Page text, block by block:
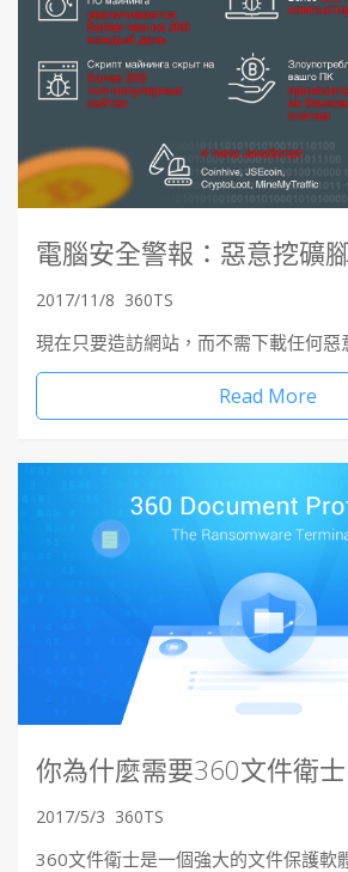
電腦安全警報：惡意挖礦
2017/11/8 360TS
現在只要造訪網站，而不需下載任何
Read More
你為什麼需要360文件衛士
2017/5/3 360TS
360文件衛士是一個強大的文件保護軟